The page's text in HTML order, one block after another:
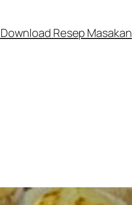
Download Resep Masakan